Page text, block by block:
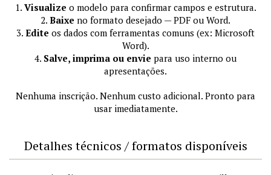
1. Visualize o modelo para confirmar campos e estrutura.
2. Baixe no formato desejado — PDF ou Word.
3. Edite os dados com ferramentas comuns (ex: Microsoft
Word).
4. Salve, imprima ou envie para uso interno ou
apresentações.
Nenhuma inscrição. Nenhum custo adicional. Pronto para
usar imediatamente.
Detalhes técnicos / formatos disponíveis